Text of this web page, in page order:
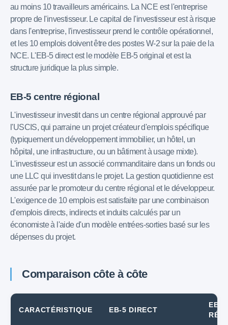
au moins 10 travailleurs américains. La NCE est l'entreprise
propre de l'investisseur. Le capital de l'investisseur est à risque
dans l'entreprise, l'investisseur prend le contrôle opérationnel,
et les 10 emplois doivent être des postes W-2 sur la paie de la
NCE. L'EB-5 direct est le modèle EB-5 original et est la
structure juridique la plus simple.
EB-5 centre régional
L'investisseur investit dans un centre régional approuvé par
l'USCIS, qui parraine un projet créateur d'emplois spécifique
(typiquement un développement immobilier, un hôtel, un
hôpital, une infrastructure, ou un bâtiment à usage mixte).
L'investisseur est un associé commanditaire dans un fonds ou
une LLC qui investit dans le projet. La gestion quotidienne est
assurée par le promoteur du centre régional et le développeur.
L'exigence de 10 emplois est satisfaite par une combinaison
d'emplois directs, indirects et induits calculés par un
économiste à l'aide d'un modèle entrées-sorties basé sur les
dépenses du projet.
Comparaison côte à côte
CARACTÉRISTIQUE EB-5 DIRECT
EB-